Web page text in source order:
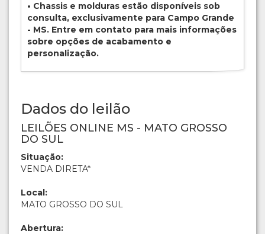
• Chassis e molduras estão disponíveis sob
consulta, exclusivamente para Campo Grande
- MS. Entre em contato para mais informações
sobre opções de acabamento e
personalização.
Dados do leilão
LEILÕES ONLINE MS - MATO GROSSO
DO SUL
Situação:
VENDA DIRETA*
Local:
MATO GROSSO DO SUL
Abertura: